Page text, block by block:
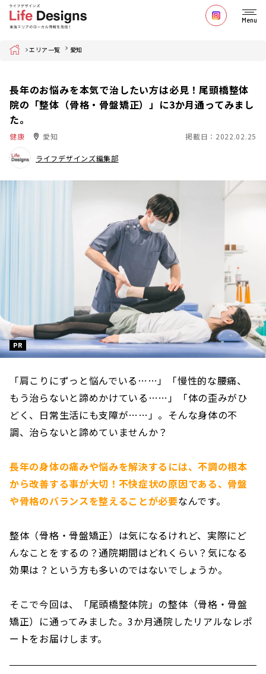
Menu
Home エリア一覧 愛知
長年のお悩みを本気で治したい方は必見！​​尾頭橋整体
院の「整体（骨格・骨盤矯正）」に3か月通ってみまし
た。
健康 愛知 掲載日：2022.02.25
ライフデザインズ編集部
PR
「肩こりにずっと悩んでいる……」「慢性的な腰痛、
もう治らないと諦めかけている……」「体の歪みがひ
どく、日常生活にも支障が……」。そんな身体の不
調、治らないと諦めていませんか？
長年の身体の痛みや悩みを解決するには、不調の根本
から改善する事が大切！不快症状の原因である、骨盤
や骨格のバランスを整えることが必要なんです。
整体（骨格・骨盤矯正）は気になるけれど、実際にど
んなことをするの？通院期間はどれくらい？気になる
効果は？という方も多いのではないでしょうか。
そこで今回は、「尾頭橋整体院」の整体（骨格・骨盤
矯正）に通ってみました。3か月通院したリアルなレポ
ートをお届けします。